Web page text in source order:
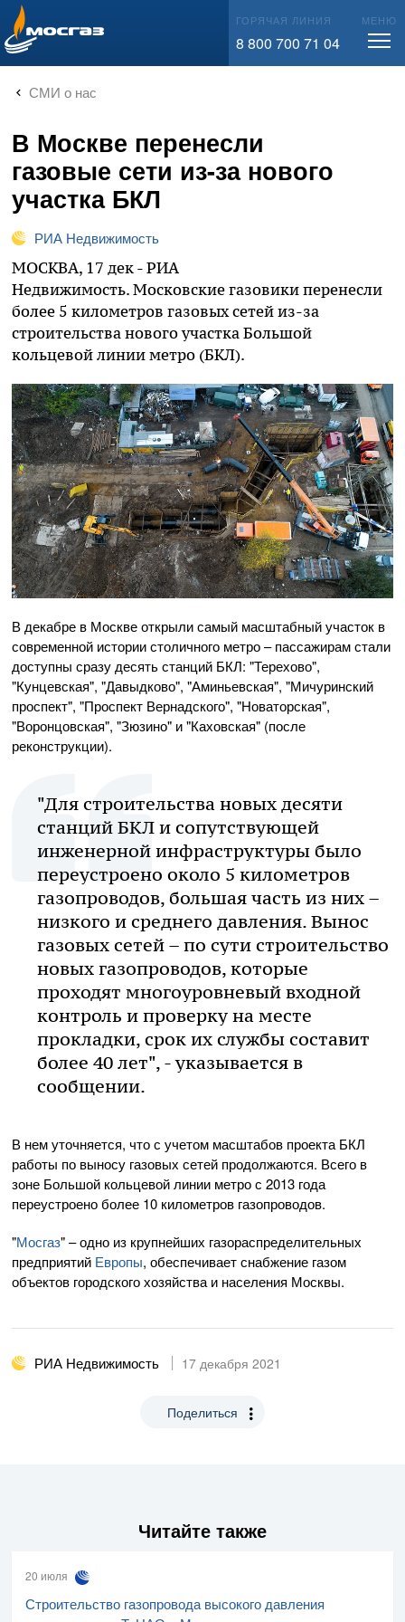
info@mos-gaz.ru ГОРЯЧАЯ ЛИНИЯ
8 800 700 71 04
МЕНЮ
СМИ о нас
В Москве перенесли
газовые сети из-за нового
участка БКЛ
РИА Недвижимость
МОСКВА, 17 дек - РИА
Недвижимость. Московские газовики перенесли
более 5 километров газовых сетей из-за
строительства нового участка Большой
кольцевой линии метро (БКЛ).
В декабре в Москве открыли самый масштабный участок в
современной истории столичного метро – пассажирам стали
доступны сразу десять станций БКЛ: "Терехово",
"Кунцевская", "Давыдково", "Аминьевская", "Мичуринский
проспект", "Проспект Вернадского", "Новаторская",
"Воронцовская", "Зюзино" и "Каховская" (после
реконструкции).
"Для строительства новых десяти
станций БКЛ и сопутствующей
инженерной инфраструктуры было
переустроено около 5 километров
газопроводов, большая часть из них –
низкого и среднего давления. Вынос
газовых сетей – по сути строительство
новых газопроводов, которые
проходят многоуровневый входной
контроль и проверку на месте
прокладки, срок их службы составит
более 40 лет", - указывается в
сообщении.
В нем уточняется, что с учетом масштабов проекта БКЛ
работы по выносу газовых сетей продолжаются. Всего в
зоне Большой кольцевой линии метро с 2013 года
переустроено более 10 километров газопроводов.
"Мосгаз" – одно из крупнейших газораспределительных
предприятий Европы, обеспечивает снабжение газом
объектов городского хозяйства и населения Москвы.
РИА Недвижимость 17 декабря 2021
Поделиться
Читайте также
20 июля
Строительство газопровода высокого давления